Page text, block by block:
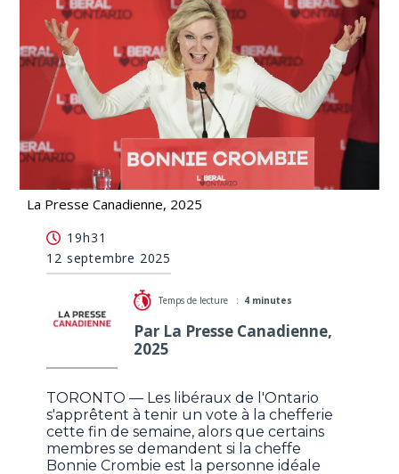
La Presse Canadienne, 2025
direction du Parti libéral en Ontario
19h31
12 septembre 2025
Temps de lecture : 4 minutes
Par La Presse Canadienne,
2025
TORONTO — Les libéraux de l'Ontario
s'apprêtent à tenir un vote à la chefferie
cette fin de semaine, alors que certains
membres se demandent si la cheffe
Bonnie Crombie est la personne idéale